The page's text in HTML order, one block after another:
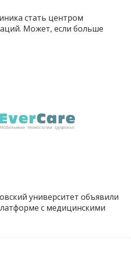
стать центром
Может, если больше
университет объявили
с медицинскими